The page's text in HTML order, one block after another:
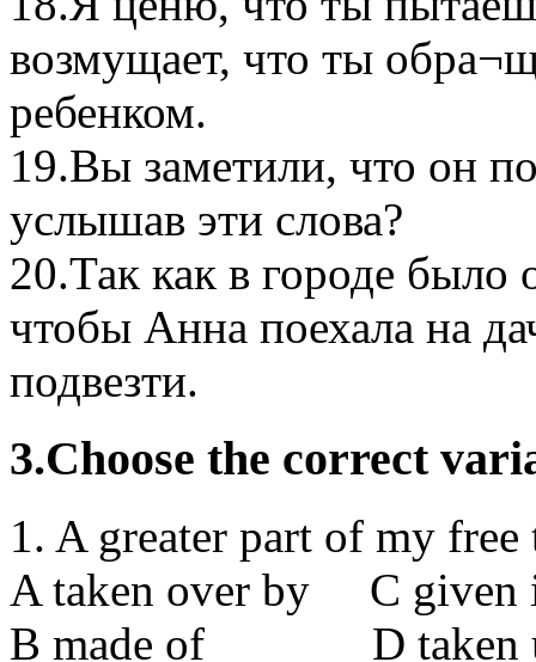
возмущает, что ты
ребенком.
19.Вы заметили, что он
услышав эти слова?
20.Так как в городе
чтобы Анна поехала на
подвезти.
3.Choose the correct
1. A greater part of my free
A taken over by С given
В made of D taken